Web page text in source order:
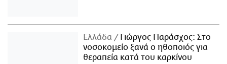
Ελλάδα
Γιώργος Παράσχος: Στο
νοσοκομείο ξανά ο ηθοποιός για
θεραπεία κατά του καρκίνου